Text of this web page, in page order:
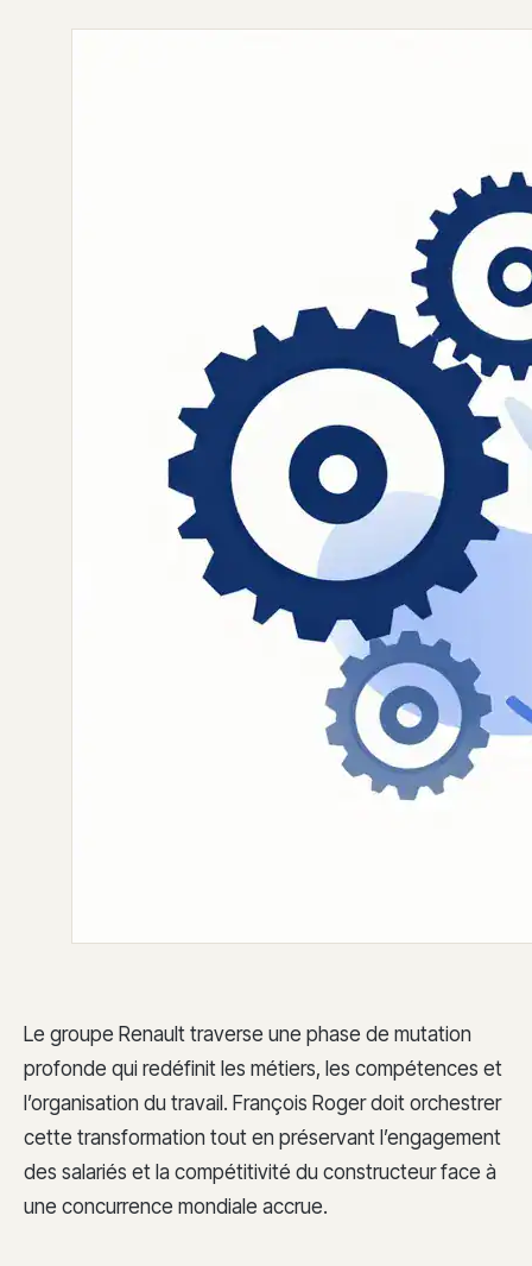
Le groupe Renault traverse une phase de mutation
profonde qui redéfinit les métiers, les compétences et
l’organisation du travail. François Roger doit orchestrer
cette transformation tout en préservant l’engagement
des salariés et la compétitivité du constructeur face à
une concurrence mondiale accrue.